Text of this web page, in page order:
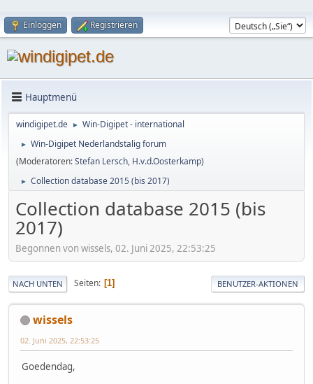
Einloggen Registrieren
Hauptmenü
windigipet.de ► Win-Digipet - international
►
Win-Digipet Nederlandstalig forum
(Moderatoren:Stefan Lersch, H.v.d.Oosterkamp)
► Collection database 2015 (bis 2017)
Collection database 2015 (bis
2017)
Begonnen von wissels, 02. Juni 2025, 22:53:25
NACH UNTEN Seiten 1 BENUTZER-AKTIONEN
wissels
02. Juni 2025, 22:53:25
Goedendag,